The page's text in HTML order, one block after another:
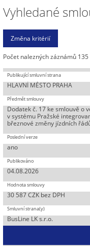
Vyhledané
Počet nalezných záznámů 135
HLAVNÍ MĚSTO PRAHA
Dodatek č. 17 ke smlouvě o
v systému Pražské
březnové změny jízdních
ano
04.08.2026
30 587 CZK bez DPH
BusLine LK s.r.o.